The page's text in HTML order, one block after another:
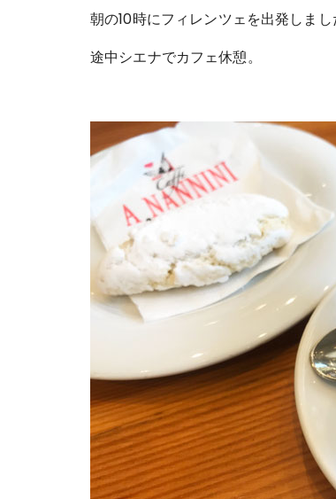
朝の10時にフィレンツェを出発しまし
途中シエナでカフェ休憩。